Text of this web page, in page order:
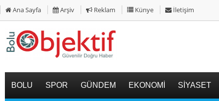
Ana Sayfa Arşiv Reklam Künye İletişim
BOLU SPOR GÜNDEM EKONOMİ SİYASET